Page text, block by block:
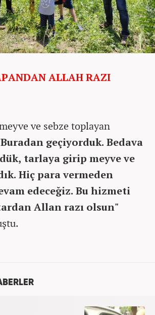
ALLAH RAZI
ve sebze toplayan
geçiyorduk. Bedava
tarlaya girip meyve ve
Hiç para vermeden
edeceğiz. Bu hizmeti
Allan razı olsun"